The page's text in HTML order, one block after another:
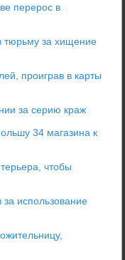
перерос в
тюрьму за хищение
проиграв в карты
за серию краж
34 магазина к
чтобы
за использование